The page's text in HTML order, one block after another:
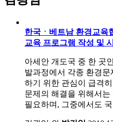
한국ㆍ베트남 환경교
교육 프로그램 작성 및
아세안 개도국 중 한 곳
발과정에서 각종 환경
하기 위한 관심이 급격
문제의 해결을 위해서
필요하며, 그중에서도 국